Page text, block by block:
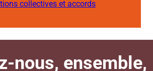
collectives et accords
nous, ensemble,